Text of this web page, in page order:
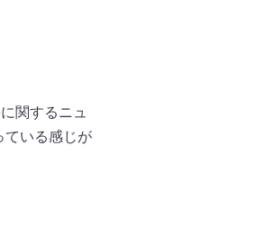
関するニュ
ている感じが